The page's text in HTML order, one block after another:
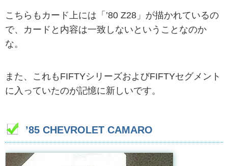
こちらもカード上には「’80 Z28」が描かれているの
で、カードと内容は一致しないということなのか
な。
また、これもFIFTYシリーズおよびFIFTYセグメント
に入っていたのが記憶に新しいです。
’85 CHEVROLET CAMARO